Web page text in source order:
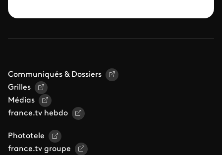
Communiqués & Dossiers
Grilles
Médias
france.tv hebdo
Phototele
france.tv groupe